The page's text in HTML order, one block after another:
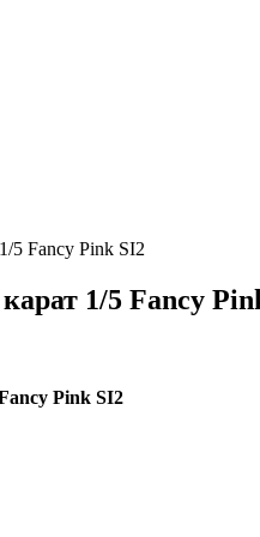
5 Fancy Pink SI2
1/5 Fancy
Pink SI2